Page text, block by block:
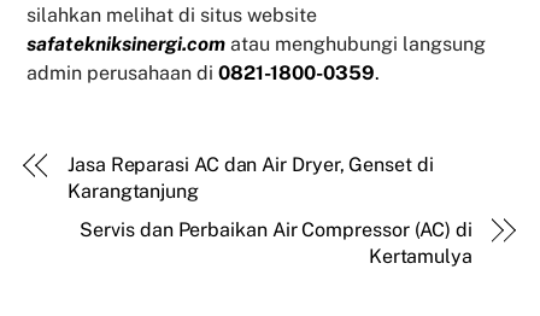
silahkan melihat di situs website
safatekniksinergi.com atau menghubungi langsung
admin perusahaan di0821-1800-0359.
Jasa Reparasi AC dan Air Dryer, Genset di
Karangtanjung
Servis dan Perbaikan Air Compressor (AC) di
Kertamulya